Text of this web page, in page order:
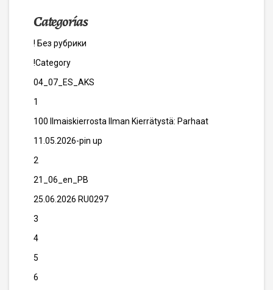
Categorías
! Без рубрики
!Category
04_07_ES_AKS
1
100 Ilmaiskierrosta Ilman Kierrätystä: Parhaat
11.05.2026-pin up
2
21_06_en_PB
25.06.2026 RU0297
3
4
5
6